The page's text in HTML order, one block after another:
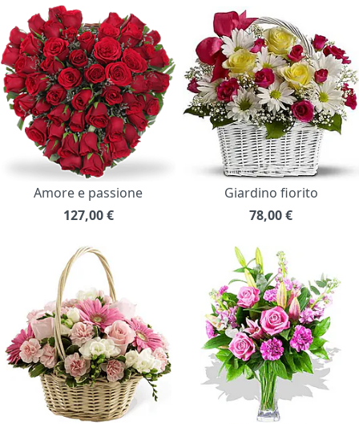
Amore e passione
127,00 €
Giardino fiorito
78,00€